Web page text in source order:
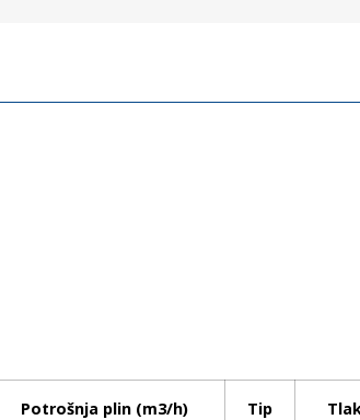
Potrošnja plin (m3/h) Tip